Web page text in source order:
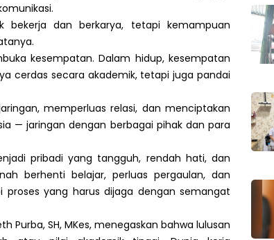
bekerja dan berkarya, tetapi kemampuan
kesempatan. Dalam hidup, kesempatan
cerdas secara akademik, tetapi juga pandai
memperluas relasi, dan menciptakan
— jaringan dengan berbagai pihak dan para
pribadi yang tangguh, rendah hati, dan
berhenti belajar, perluas pergaulan, dan
proses yang harus dijaga dengan semangat
Purba, SH, MKes, menegaskan bahwa lulusan